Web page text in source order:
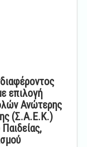
επιλογή
Ανώτερης
(Σ.Α.Ε.Κ.)